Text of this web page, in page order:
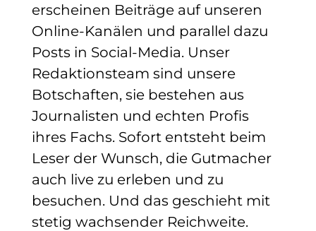
erscheinen Beiträge auf unseren
Online-Kanälen und parallel dazu
Posts in Social-Media. Unser
Redaktionsteam sind unsere
Botschaften, sie bestehen aus
Journalisten und echten Profis
ihres Fachs. Sofort entsteht beim
Leser der Wunsch, die Gutmacher
auch live zu erleben und zu
besuchen. Und das geschieht mit
stetig wachsender Reichweite.